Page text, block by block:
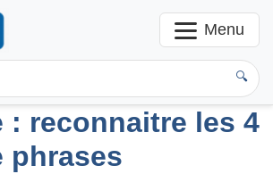
Menu
🔍
: reconnaitre les 4
phrases